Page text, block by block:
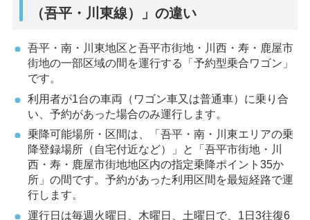
（吾平・川東線）」の違い
吾平・南・川東地区と吾平市街地・川西・寿・鹿屋市
街地の一部区域の間を運行する「予約型乗合ワゴン」
です。
利用者が1台の車両（ワゴン車又は普通車）に乗り合
い、予約があった場合のみ運行します。
乗降可能場所・区間は、「吾平・南・川東エリアの乗
降登録場所（自宅付近など）」と「吾平市街地・川
西・寿・鹿屋市街地地区内の指定乗降ポイント35か
所」の間です。予約があった利用区間を最短経路で運
行します。
運行日は毎週火曜日、木曜日、土曜日で、1日3往復6